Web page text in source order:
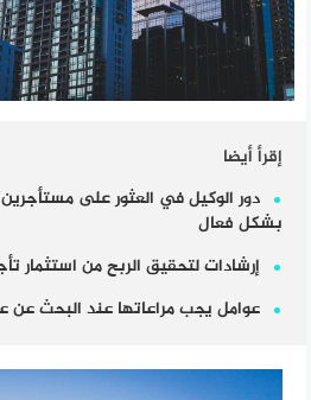
إقرأ أيضا
دور الوكيل في العثور على
بشكل فعال
إرشادات لتحقيق الربح من استثمار
عوامل يجب مراعاتها عند البحث عن